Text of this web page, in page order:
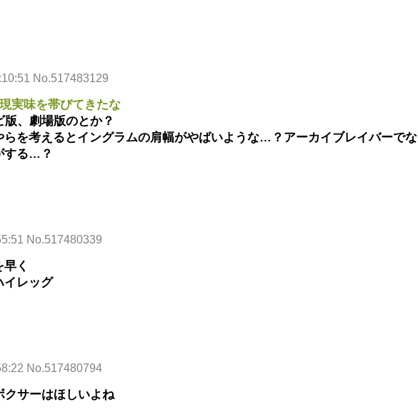
No.517483129
実味を帯びてきたな
版、劇場版のとか？
らを考えるとイングラムの肩幅がやばいような…？アーカイブレイバーでな
する…？
No.517480339
く
イレッグ
No.517480794
クサーはほしいよね